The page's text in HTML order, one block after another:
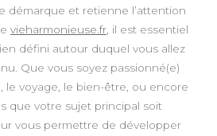
démarque et retienne l’attention
vieharmonieuse.fr , il est essentiel
défini autour duquel vous allez
Que vous soyez passionné(e)
le voyage, le bien-être, ou encore
que votre sujet principal soit
vous permettre de développer